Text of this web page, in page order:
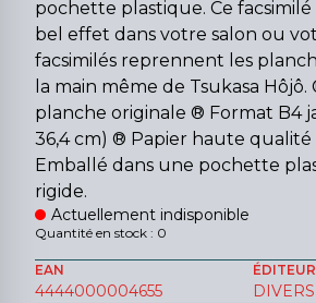
pochette plastique. Ce
bel effet dans votre salon ou
facsimilés reprennent les
la main même de Tsukasa
planche originale ® Format B4
36,4 cm) ® Papier haute
Emballé dans une pochette
rigide.
Actuellement indisponible
Quantité en stock : 0
EAN
4444000004655
ÉDITEUR
DIVERS